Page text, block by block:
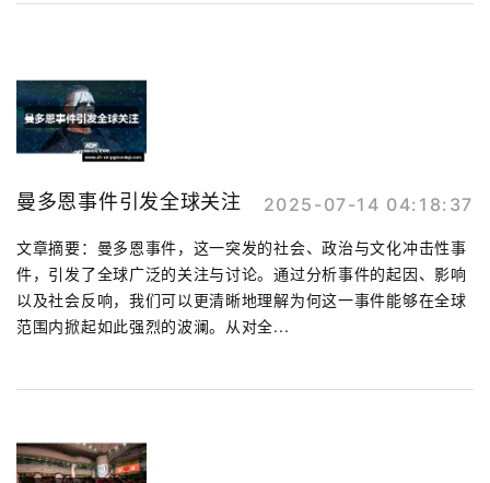
曼多恩事件引发全球关注 2025-07-14 04:18:37
文章摘要：曼多恩事件，这一突发的社会、政治与文化冲击性事
件，引发了全球广泛的关注与讨论。通过分析事件的起因、影响
以及社会反响，我们可以更清晰地理解为何这一事件能够在全球
范围内掀起如此强烈的波澜。从对全...